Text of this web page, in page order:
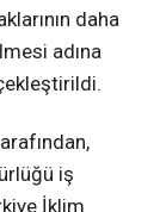
daha
adına
iş
İklim